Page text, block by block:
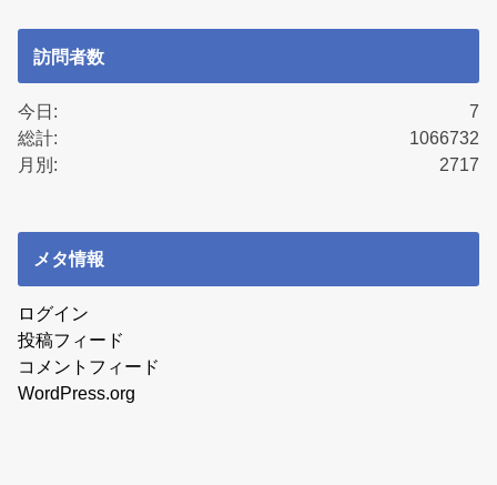
訪問者数
7
今日:
1066732
総計:
2717
月別:
メタ情報
ログイン
投稿フィード
コメントフィード
WordPress.org